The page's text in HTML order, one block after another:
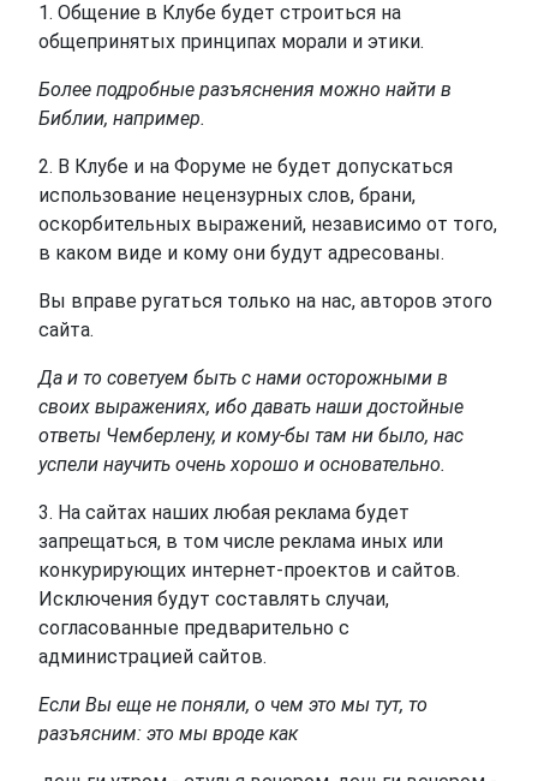
1. Общение в Клубе будет строиться на
общепринятых принципах морали и этики.
Более подробные разъяснения можно найти в
Библии, например.
2. В Клубе и на Форуме не будет допускаться
использование нецензурных слов, брани,
оскорбительных выражений, независимо от того,
в каком виде и кому они будут адресованы.
Вы вправе ругаться только на нас, авторов этого
сайта.
Да и то советуем быть с нами осторожными в
своих выражениях, ибо давать наши достойные
ответы Чемберлену, и кому-бы там ни было, нас
успели научить очень хорошо и основательно.
3. На сайтах наших любая реклама будет
запрещаться, в том числе реклама иных или
конкурирующих интернет-проектов и сайтов.
Исключения будут составлять случаи,
согласованные предварительно с
администрацией сайтов.
Если Вы еще не поняли, о чем это мы тут, то
разъясним: это мы вроде как